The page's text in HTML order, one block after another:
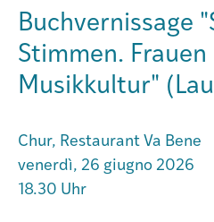
Progetti
Persone
Buchvernissage
Stimmen.
Musikkultur"
Chur, Restaurant Va Bene
venerdì, 26 giugno 2026
18.30 Uhr